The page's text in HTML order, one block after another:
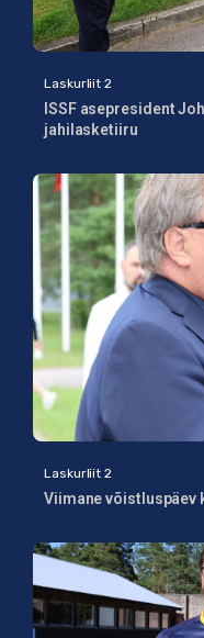
Laskurliit 2
ISSF asepresident
jahilasketiiru
Laskurliit 2
Viimane võistluspäev